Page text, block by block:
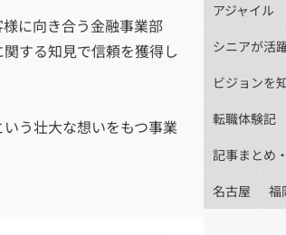
に向き合う金融事業部
する知見で信頼を獲得し
う壮大な想いをもつ事業
アジャイル
シニアが活
ビジョンを
転職体験記
記事まとめ
名古屋
福